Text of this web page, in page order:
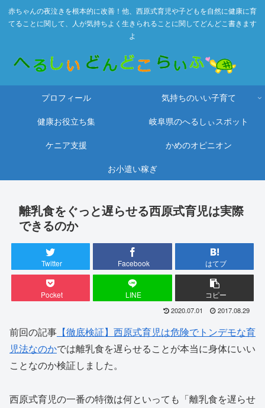
赤ちゃんの夜泣きを根本的に改善！他、西原式育児や子どもを自然に健康に育
てることに関して、人が気持ちよく生きられることに関してどんどこ書きます
よ
プロフィール
気持ちのいい子育て
健康お役立ち集
岐阜県のへるしぃスポット
ケニア支援
かめのオピニオン
お小遣い稼ぎ
離乳食をぐっと遅らせる西原式育児は実際
できるのか
Twitter Facebook はてブ
Pocket LINE コピー
2020.07.01 2017.08.29
前回の記事 【徹底検証】西原式育児は危険でトンデモな育
児法なのかでは離乳食を遅らせることが本当に身体にいい
ことなのか検証しました。
西原式育児の一番の特徴は何といっても「離乳食を遅らせ